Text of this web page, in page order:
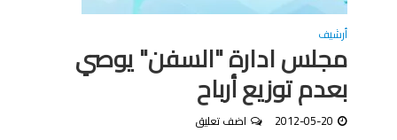
أرشيف
مجلس ادارة "السفن" يوصي
بعدم توزيع أرباح
2012-05-20 اضف تعليق